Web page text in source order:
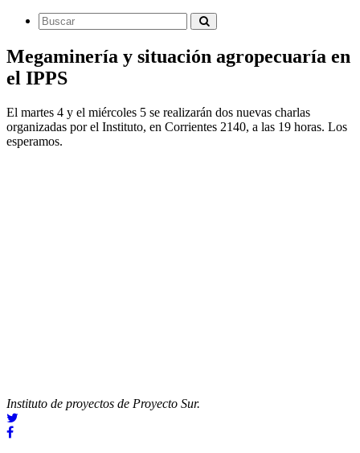
Megaminería y situación agropecuaría en
el IPPS
El martes 4 y el miércoles 5 se realizarán dos nuevas charlas
organizadas por el Instituto, en Corrientes 2140, a las 19 horas. Los
esperamos.
Instituto de proyectos de Proyecto Sur.